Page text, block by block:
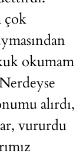
çok
okumam
alırdı,
vururdu